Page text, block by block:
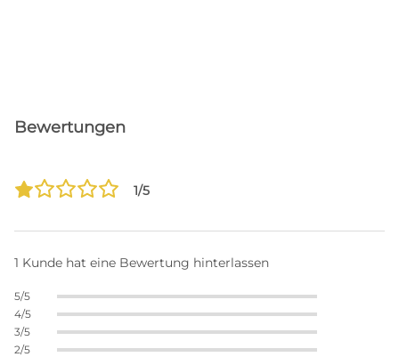
Bewertungen
1/5
1 Kunde hat eine Bewertung hinterlassen
5/5
4/5
3/5
2/5